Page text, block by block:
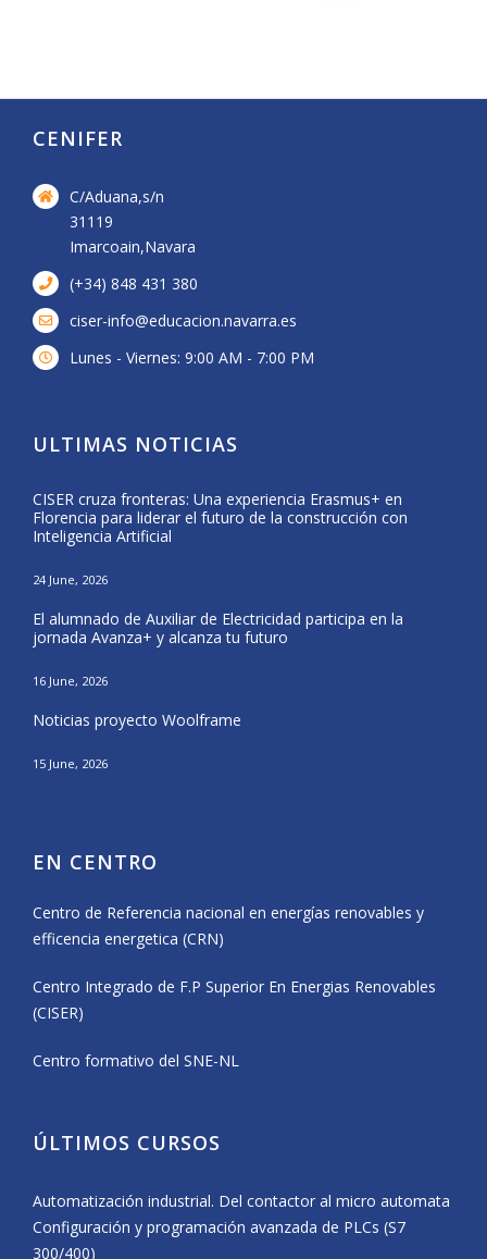
CENIFER
C/Aduana,s/n
31119
Imarcoain,Navara
(+34) 848 431 380
ciser-info@educacion.navarra.es
Lunes - Viernes: 9:00 AM - 7:00 PM
ULTIMAS NOTICIAS
CISER cruza fronteras: Una experiencia Erasmus+ en
Florencia para liderar el futuro de la construcción con
Inteligencia Artificial
24 June, 2026
El alumnado de Auxiliar de Electricidad participa en la
jornada Avanza+ y alcanza tu futuro
16 June, 2026
Noticias proyecto Woolframe
15 June, 2026
EN CENTRO
Centro de Referencia nacional en energías renovables y
efficencia energetica (CRN)
Centro Integrado de F.P Superior En Energias Renovables
(CISER)
Centro formativo del SNE-NL
ÚLTIMOS CURSOS
Automatización industrial. Del contactor al micro automata
Configuración y programación avanzada de PLCs (S7
300/400)